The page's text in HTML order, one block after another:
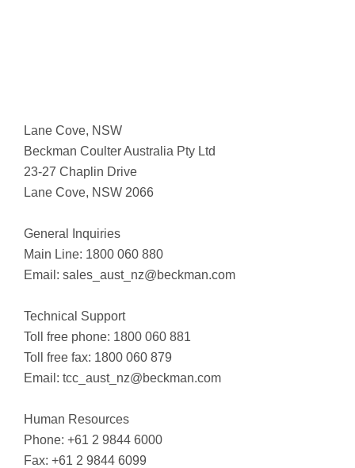
Lane Cove, NSW
Beckman Coulter Australia Pty Ltd
23-27 Chaplin Drive
Lane Cove, NSW 2066
General Inquiries
Main Line: 1800 060 880
Email: sales_aust_nz@beckman.com
Technical Support
Toll free phone: 1800 060 881
Toll free fax: 1800 060 879
Email: tcc_aust_nz@beckman.com
Human Resources
Phone: +61 2 9844 6000
Fax: +61 2 9844 6099